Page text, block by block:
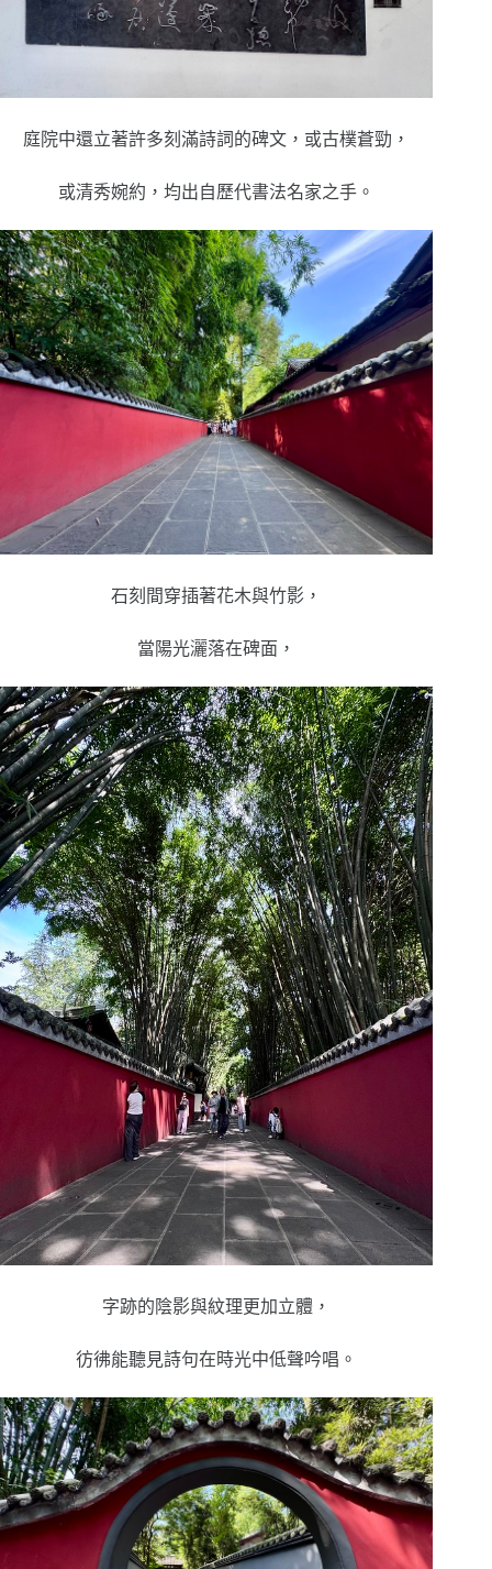
庭院中還立著許多刻滿詩詞的碑文，或古樸蒼勁，
或清秀婉約，均出自歷代書法名家之手。
石刻間穿插著花木與竹影，
當陽光灑落在碑面，
字跡的陰影與紋理更加立體，
彷彿能聽見詩句在時光中低聲吟唱。